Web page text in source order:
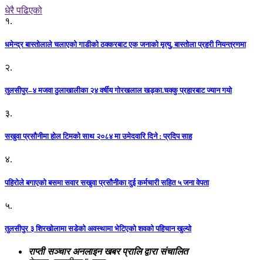
धेरै पढिएको
१.
धमेन्द्र बास्तोलाले चलाएको गाडीको ठक्करबाट एक जनाको मृत्यु, बास्तोला प्रहरी नियन्त्रणमा
२.
तुलसीपुर–४ मजवा ठुलाखालीका २४ वर्षीय गोरखलाल खड्का.चक्कु प्रहारबाट ज्यान गयो
३.
सखुवा प्रसौनीमा होल टिमको साथ २०८४ मा उमेदवारि दिने : प्रदिप साह
४.
पहिराेले बगाएकाे बसमा सवार सखुवा प्रसाैनीका दुई कर्मचारी सहित ५ जना वेपता
५.
तुलसीपुर ३ शिरखोलामा सडेको अवस्थामा भेटिएको शवको पहिचान खुल्यो
राप्ती सञ्चार अनलाइन खबर प्रालि द्वारा संचालित